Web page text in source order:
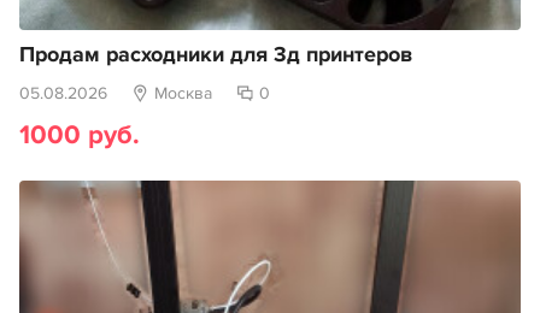
Продам расходники для 3д принтеров
05.08.2026 Москва 0
1000 руб.